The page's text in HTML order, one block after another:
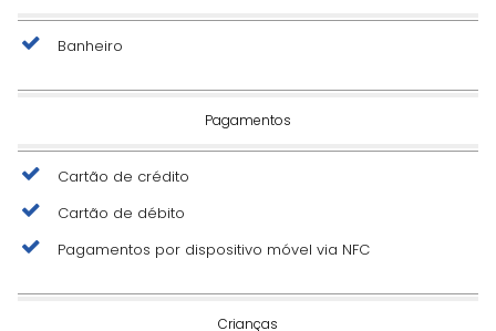
Banheiro
Pagamentos
Cartão de crédito
Cartão de débito
Pagamentos por dispositivo móvel via NFC
Crianças